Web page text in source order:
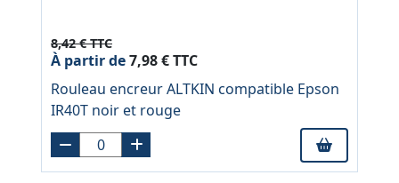
8,42 € TTC
À partir de7,98 € TTC
Rouleau encreur ALTKIN compatible Epson
IR40T noir et rouge